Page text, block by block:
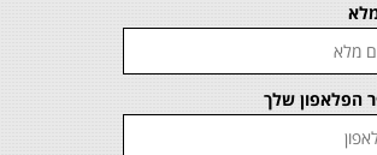
הפלאפון שלך